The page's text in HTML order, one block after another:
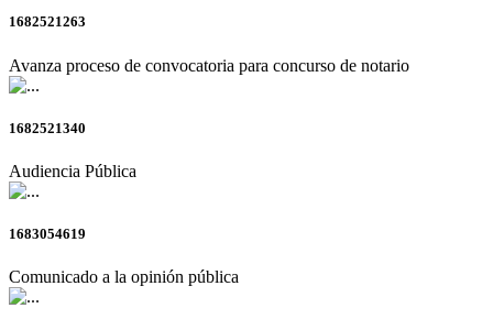
1682521263
Avanza proceso de convocatoria para concurso de notario
1682521340
Audiencia Pública
1683054619
Comunicado a la opinión pública